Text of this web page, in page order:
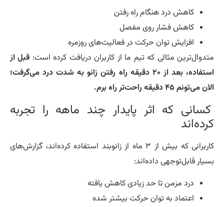
کاهش درد هنگام راه رفتن
کاهش فشار روی مفصل
افزایش توان حرکت در فعالیت‌های روزمره
مثالی که تیم ما از کاربران دریافت کرده است:قبل از
استفاده، بعد از ۲۰ دقیقه راه رفتن زانو به شدت درد می‌گرفت؛
۴۵ دقیقه راحت‌تر راه برم.
که اثر پایدار چند ماهه را تجربه
کاربرانی که بیش از ۳ ماه از زانوبند استفاده کرده‌اند، گزارش‌های
قابل‌توجهی داده‌اند:
درد مزمن تا حد زیادی کاهش یافته
اعتماد به توان حرکت بیشتر شده